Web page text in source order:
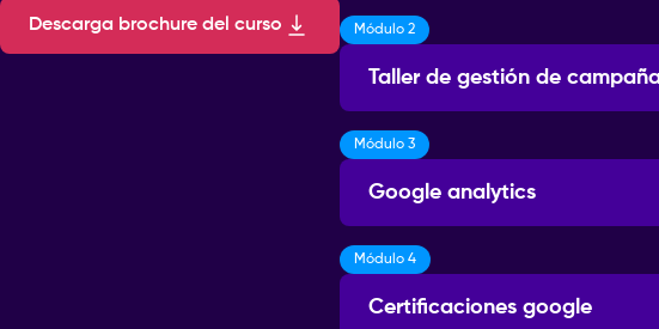
Descarga brochure del curso
Sesiones: 4
Módulo 2
Taller de gestión de
Sesiones: 10
Módulo 3
Google analytics
Sesiones: 6
Módulo 4
Certificaciones google